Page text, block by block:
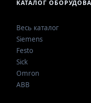
КАТАЛОГ
Весь каталог
Siemens
Festo
Sick
Omron
ABB